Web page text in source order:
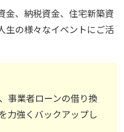
金、納税資金、住宅新築資
生の様々なイベントにご活
事業者ローンの借り換
力強くバックアップし